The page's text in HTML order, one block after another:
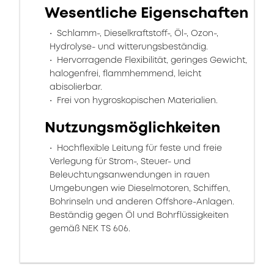
Wesentliche Eigenschaften
Schlamm-, Dieselkraftstoff-, Öl-, Ozon-,
Hydrolyse- und witterungsbeständig.
Hervorragende Flexibilität, geringes Gewicht,
halogenfrei, flammhemmend, leicht
abisolierbar.
Frei von hygroskopischen Materialien.
Nutzungsmöglichkeiten
Hochflexible Leitung für feste und freie
Verlegung für Strom-, Steuer- und
Beleuchtungsanwendungen in rauen
Umgebungen wie Dieselmotoren, Schiffen,
Bohrinseln und anderen Offshore-Anlagen.
Beständig gegen Öl und Bohrflüssigkeiten
gemäß NEK TS 606.